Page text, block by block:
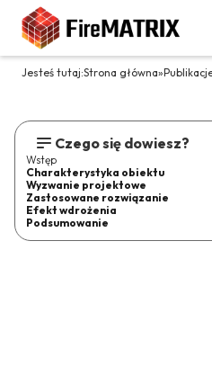
Jesteś tutaj:Strona główna»
Czego się dowiesz?
Wstęp
Charakterystyka obiektu
Wyzwanie projektowe
Zastosowane rozwiązanie
Efekt wdrożenia
Podsumowanie